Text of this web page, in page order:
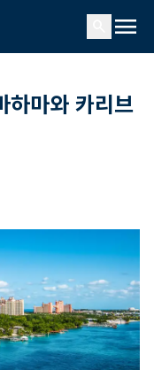
menu
하마와 카리브